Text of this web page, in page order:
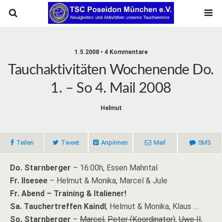
1.5.2008 • 4 Kommentare
Tauchaktivitäten Wochenende Do.
1. – So 4. Mail 2008
Helmut
Teilen Tweet Anpinnen Mail SMS
Do. Starnberger – 16:00h, Essen Mahntal
Fr. Ilsesee – Helmut & Monika, Marcel & Jule
Fr. Abend – Training & Italiener!
Sa. Tauchertreffen Kaindl, Helmut & Monika, Klaus …
So. Starnberger – Marcel, Peter (Koordinator), Uwe II,